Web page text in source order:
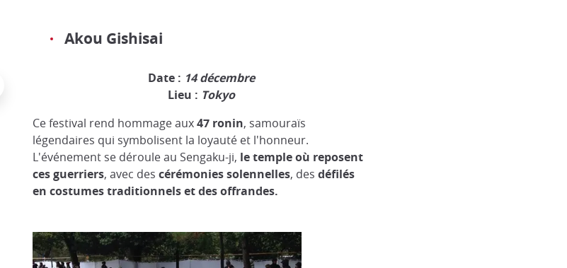
Akou Gishisai
Date : 14 décembre
Lieu : Tokyo
Ce festival rend hommage aux47 ronin, samouraïs
légendaires qui symbolisent la loyauté et l'honneur.
L'événement se déroule au Sengaku-ji, le temple où reposent
ces guerriers, avec des cérémoniessolennelles, des défilés
en costumes traditionnels et des offrandes.